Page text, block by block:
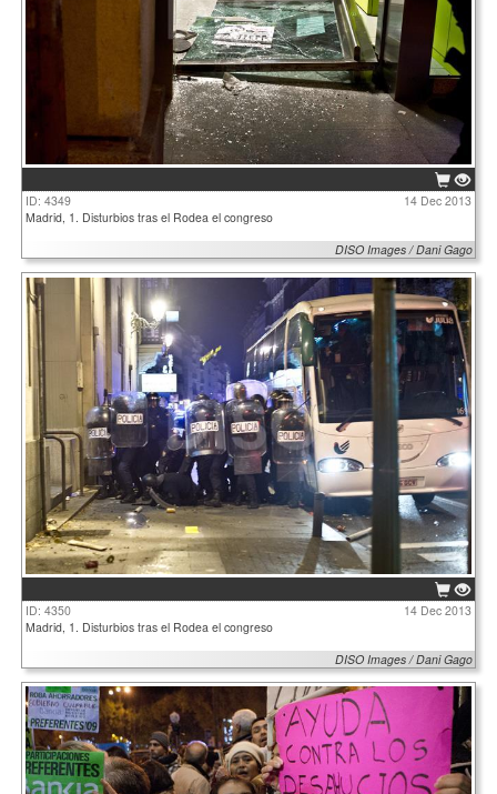
ID: 4349
14 Dec 2013
Madrid, 1. Disturbios tras el Rodea el congreso
DISO Images / Dani Gago
ID: 4350
14 Dec 2013
Madrid, 1. Disturbios tras el Rodea el congreso
DISO Images / Dani Gago